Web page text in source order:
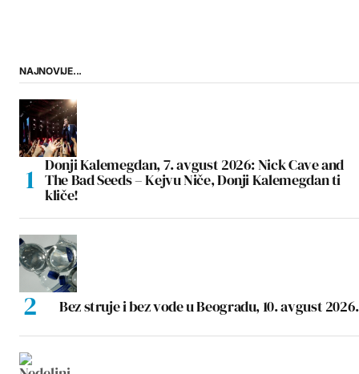
NAJNOVIJE...
Donji Kalemegdan, 7. avgust 2026: Nick Cave and
The Bad Seeds – Kejvu Niče, Donji Kalemegdan ti
kliče!
Bez struje i bez vode u Beogradu, 10. avgust 2026.